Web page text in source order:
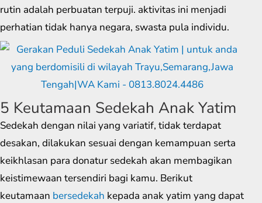
rutin adalah perbuatan terpuji. aktivitas ini menjadi
perhatian tidak hanya negara, swasta pula individu.
5 Keutamaan Sedekah Anak Yatim
Sedekah dengan nilai yang variatif, tidak terdapat
desakan, dilakukan sesuai dengan kemampuan serta
keikhlasan para donatur sedekah akan membagikan
keistimewaan tersendiri bagi kamu. Berikut
keutamaan bersedekah kepada anak yatim yang dapat